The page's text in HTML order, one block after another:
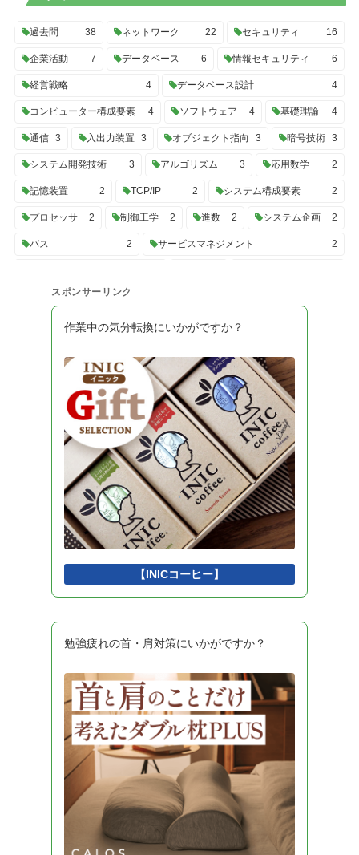
過去問 38 ネットワーク 22 セキュリティ 16
企業活動 7 データベース 6 情報セキュリティ 6
経営戦略 4 データベース設計 4
コンピューター構成要素 4 ソフトウェア 4 基礎理論 4
通信 3 入出力装置 3 オブジェクト指向 3 暗号技術 3
システム開発技術 3 アルゴリズム 3 応用数学 2
記憶装置 2 TCP/IP 2 システム構成要素 2
プロセッサ 2 制御工学 2 進数 2 システム企画 2
バス 2 サービスマネジメント 2
2 SQL
システム構成 2 高信頼化
データ利活用 2 会計・財務 2 法務 2 システム監査
データ構造 2 計算量 2 情報理論 2 技術戦略
システム戦略 2 ビジネスインダストリ 2 認証技術
2 ソフトウェアテスト 2 ソフトウェア設計
アルゴリズムとプログラミング 2 擬似言語
インタフェース 1 Python 1 DBMS 1 開発環境
スポンサーリンク
作業中の気分転換にいかがですか？
【INICコーヒー】
勉強疲れの首・肩対策にいかがですか？